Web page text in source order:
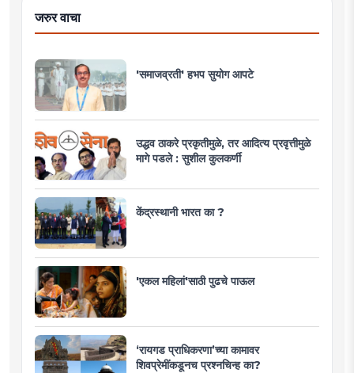
जरुर वाचा
'समाजव्रती' हभप सुयोग आपटे
उद्धव ठाकरे प्रकृतीमुळे, तर आदित्य प्रवृत्तीमुळे
मागे पडले : सुशील कुलकर्णी
केंद्रस्थानी भारत का ?
'एकल महिलां'साठी पुढचे पाऊल
‘रायगड प्राधिकरणा’च्या कामावर
शिवप्रेमींकडूनच प्रश्नचिन्ह का?